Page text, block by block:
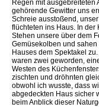
Regen mit ausgebreiteten
gehörende Gewitter uns
Schreie ausstoßend,
flüchteten ins Haus. In der
Stehen unsere über dem
Gemüsekolben und
Hauses dem Spektakel
waren zwei geworden,
Westen des
zischten und dröhnten
obwohl ich wusste, dass
abgedeckten Haus sicher
beim Anblick dieser